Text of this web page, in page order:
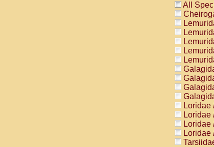
All
Loridae
Loridae
Loridae
Loridae